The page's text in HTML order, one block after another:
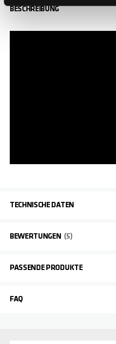
BESCHREIBUNG
TECHNISCHE DATEN
BEWERTUNGEN 5
PASSENDE PRODUKTE
FAQ